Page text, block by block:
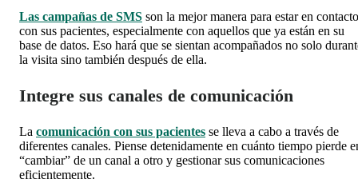
Las campañas de SMS son la mejor manera para estar en contacto
con sus pacientes, especialmente con aquellos que ya están en su
base de datos. Eso hará que se sientan acompañados no solo
la visita sino también después de ella.
Integre sus canales de comunicación
La comunicación con sus pacientes se lleva a cabo a través de
diferentes canales. Piense detenidamente en cuánto tiempo pierde
“cambiar” de un canal a otro y gestionar sus comunicaciones
eficientemente.